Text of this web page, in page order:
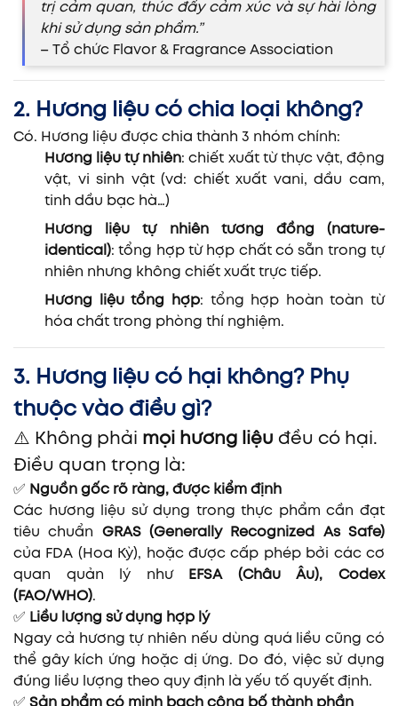
trị cảm quan, thúc đẩy cảm xúc và sự hài lòng
khi sử dụng sản phẩm.”
– Tổ chức Flavor & Fragrance Association
2. Hương liệu có chia loại không?
Có. Hương liệu được chia thành 3 nhóm chính:
Hương liệu tự nhiên: chiết xuất từ thực vật, động
vật, vi sinh vật (vd: chiết xuất vani, dầu cam,
tinh dầu bạc hà…)
Hương liệu tự nhiên tương đồng (nature-
identical): tổng hợp từ hợp chất có sẵn trong tự
nhiên nhưng không chiết xuất trực tiếp.
Hương liệu tổng hợp: tổng hợp hoàn toàn từ
hóa chất trong phòng thí nghiệm.
3. Hương liệu có hại không? Phụ
thuộc vào điều gì?
⚠️ Không phải mọi hương liệu đều có hại.
Điều quan trọng là:
✅ Nguồn gốc rõ ràng, được kiểm định
Các hương liệu sử dụng trong thực phẩm cần đạt
tiêu chuẩn GRAS (Generally Recognized As Safe)
của FDA (Hoa Kỳ), hoặc được cấp phép bởi các cơ
quan quản lý như
EFSA (Châu Âu), Codex
(FAO/WHO).
✅ Liều lượng sử dụng hợp lý
Ngay cả hương tự nhiên nếu dùng quá liều cũng có
thể gây kích ứng hoặc dị ứng. Do đó, việc sử dụng
đúng liều lượng theo quy định là yếu tố quyết định.
✅ Sản phẩm có minh bạch công bố thành phần